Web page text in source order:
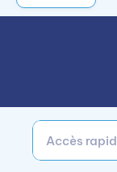
Accès